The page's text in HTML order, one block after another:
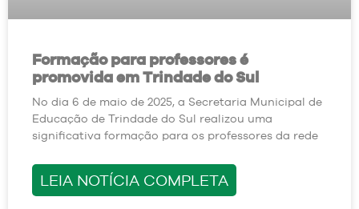
Formação para professores é
promovida em Trindade do Sul
No dia 6 de maio de 2025, a Secretaria Municipal de
Educação de Trindade do Sul realizou uma
significativa formação para os professores da rede
LEIA NOTÍCIA COMPLETA